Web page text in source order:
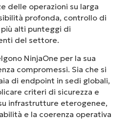
delle operazioni su larga
profonda, controllo di
alti punteggi di
del settore.
NinjaOne per la sua
compromessi. Sia che si
di endpoint in sedi globali,
criteri di sicurezza e
infrastrutture eterogenee,
e la coerenza operativa